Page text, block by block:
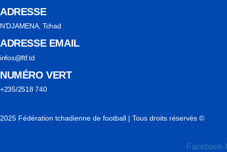
ADRESSE
N'DJAMENA, Tchad
ADRESSE EMAIL
infos@ftf.td
NUMÉRO VERT
+235/2518 740
2025 Fédération tchadienne de football | Tous droits réservés ©
Facebook-f